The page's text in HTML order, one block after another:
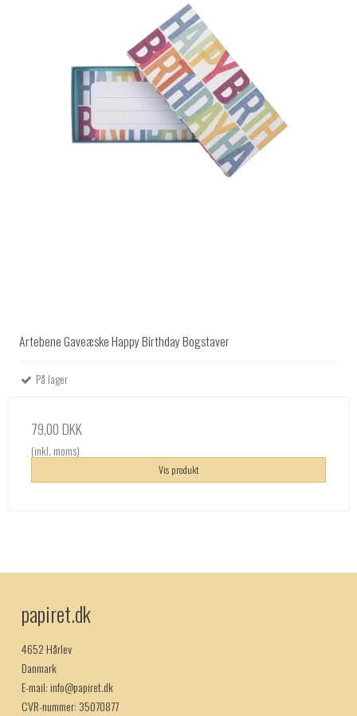
Artebene Gaveæske Happy Birthday Bogstaver
På lager
79,00 DKK
(inkl. moms)
Vis produkt
papiret.dk
4652 Hårlev
Danmark
E-mail: info@papiret.dk
CVR-nummer: 35070877